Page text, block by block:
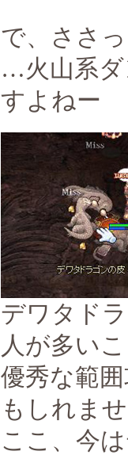
で、ささ
…火山系ダ
すよねー
デワタド
人が多い
優秀な範
もしれま
ここ、今